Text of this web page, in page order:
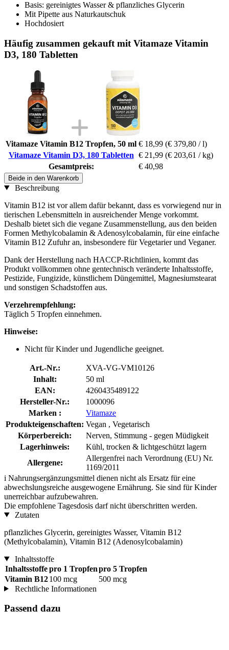
Basis: gereinigtes Wasser & pflanzliches Glycerin
Mit Pipette aus Naturkautschuk
Hochdosiert
Häufig zusammen gekauft mit Vitamaze Vitamin
D3, 180 Tabletten
Vitamaze Vitamin B12 Tropfen, 50 ml € 18,99 (€ 379,80 / l)
Vitamaze Vitamin D3, 180 Tabletten € 21,99 (€ 203,61 / kg)
Gesamtpreis:
€ 40,98
Beide in den Warenkorb
Beschreibung
Vitamin B12 ist vor allem dafür bekannt, dass es vorwiegend nur in
tierischen Lebensmitteln in ausreichender Menge vorkommt.
Deshalb bietet sich die vegane Zusammenstellung, aus den beiden
Formen Methylcobalamin & Adenosylcobalamin, für eine einfache
Vitamin B12 Zufuhr an, insbesondere für Vegetarier und Veganer.
Dank der Herstellung nach HACCP-Richtlinien, kommt das
Produkt vollkommen ohne gentechnisch veränderte Inhaltsstoffe,
Pestizide, Fungizide, künstlichem Düngemittel, Magnesiumstearat
und sonstigen Schadstoffen aus.
Verzehrempfehlung:
Täglich 5 Tropfen einnehmen.
Hinweise:
Nicht für Kinder und Jugendliche geeignet.
Art.-Nr.:
XVA-VG-VM10126
Inhalt:
50 ml
EAN:
4260435489122
Hersteller-Nr.:
1000096
Marken :
Vitamaze
Produkteigenschaften: Vegan , Vegetarisch
Körperbereich:
Nerven, Stimmung - gegen Müdigkeit
Lagerhinweis:
Kühl, trocken & lichtgeschützt lagern
Allergene:
Allergenfrei nach Verordnung (EU) Nr.
1169/2011
i Nahrungsergänzungsmittel dienen nicht als Ersatz für eine
abwechslungsreiche ausgewogene Ernährung. Sie sind für Kinder
unerreichbar aufzubewahren.
Die empfohlene Tagesdosis darf nicht überschritten werden.
Zutaten
pflanzliches Glycerin, gereinigtes Wasser, Vitamin B12
(Methylcobalamin), Vitamin B12 (Adenosylcobalamin)
Inhaltsstoffe
Inhaltsstoffepro 1 Tropfenpro 5 Tropfen
Vitamin B12100 mcg
500 mcg
Rechtliche Informationen
Passend dazu